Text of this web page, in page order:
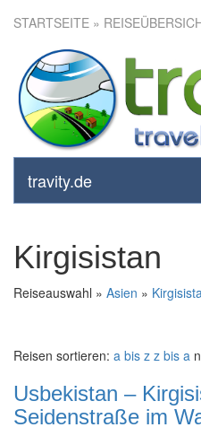
STARTSEITE »
travity.de
Kirgisistan
Reiseauswahl » Asien »
Reisen sortieren: a bis z z bis a
Usbekistan –
Seidenstraße im